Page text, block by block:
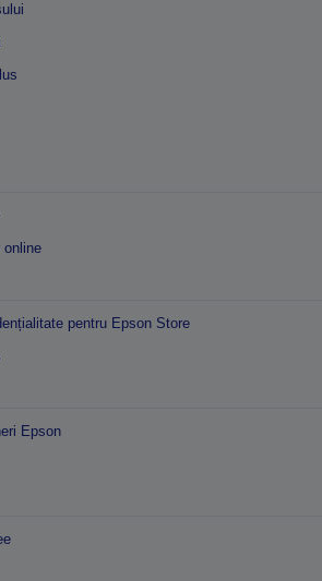
online
pentru Epson Store
Epson